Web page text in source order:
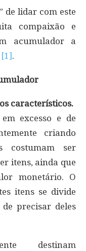
de lidar com este
compaixão e
acumulador a
[1] .
característicos.
excesso e de
criando
costumam ser
itens, ainda que
monetário. O
itens se divide
precisar deles
destinam